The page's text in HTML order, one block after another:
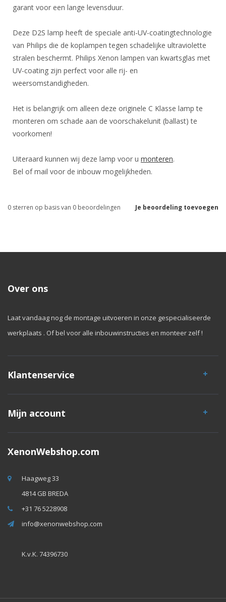
garant voor een lange levensduur.
Deze D2S lamp heeft de speciale anti-UV-coatingtechnologie
van Philips die de koplampen tegen schadelijke ultraviolette
stralen beschermt. Philips Xenon lampen van kwartsglas met
UV-coating zijn perfect voor alle rij- en
weersomstandigheden.
Het is belangrijk om alleen deze originele C Klasse lamp te
monteren om schade aan de voorschakelunit (ballast) te
voorkomen!
Uiteraard kunnen wij deze lamp voor u monteren.
Bel of mail voor de inbouw mogelijkheden.
Je beoordeling toevoegen
0 sterren op basis van 0 beoordelingen
Over ons
Laat vandaag nog de montage uitvoeren in onze gespecialiseerde
werkplaats . Of bel voor alle inbouwinstructies en monteer zelf !
Klantenservice
Mijn account
XenonWebshop.com
Haagweg 33
4814 GB BREDA
+31 76 5228908
info@xenonwebshop.com
K.v.K. 74396730